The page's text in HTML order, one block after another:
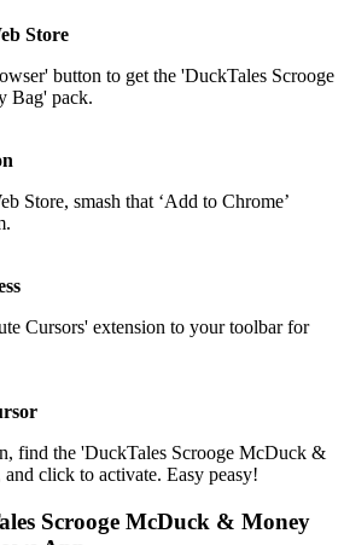
Store
button to get the 'DuckTales Scrooge
Bag' pack.
Store, smash that ‘Add to Chrome’
Cursors' extension to your toolbar for
find the 'DuckTales Scrooge McDuck &
click to activate. Easy peasy!
Scrooge McDuck & Money